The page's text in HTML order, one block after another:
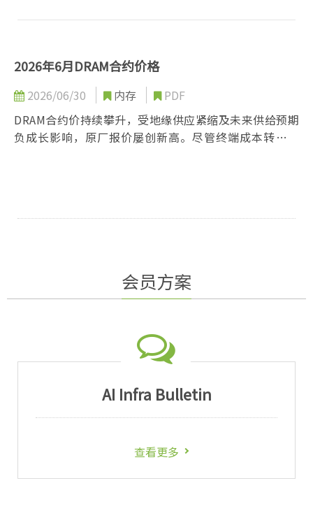
整。预期后续市场走势将持续分化，SLC维持强势，
2026年6月DRAM合约价格
2026/06/30 内存
PDF
DRAM合约价持续攀升，受地缘供应紧缩及未来供给预期
负成长影响，原厂报价屡创新高。尽管终端成本转嫁面
会员方案
AI Infra Bulletin
查看更多